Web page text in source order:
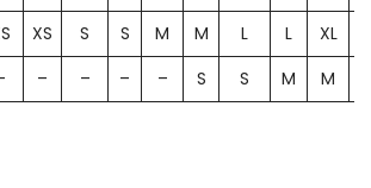
XS S S M M L L XL
– – – – S S M M